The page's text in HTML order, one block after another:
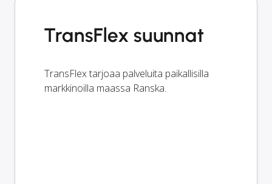
TransFlex suunnat
TransFlex tarjoaa palveluita paikallisilla
markkinoilla maassa Ranska.